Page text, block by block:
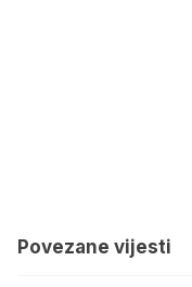
Povezane vijesti